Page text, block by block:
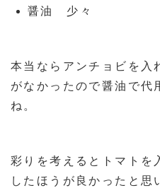
醤油 少々
本当ならアンチョビを入
がなかったので醤油で代
ね。
彩りを考えるとトマトを
したほうが良かったと思